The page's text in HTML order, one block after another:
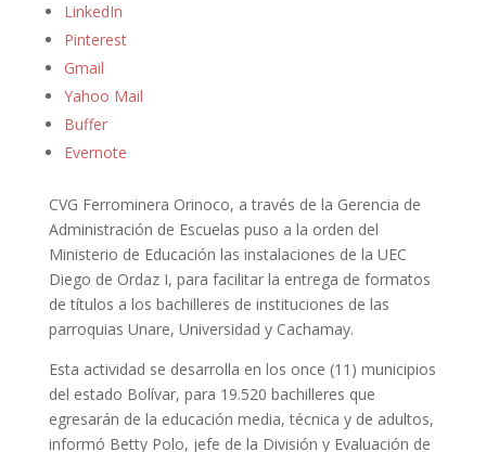
LinkedIn
Pinterest
Gmail
Yahoo Mail
Buffer
Evernote
CVG Ferrominera Orinoco, a través de la Gerencia de
Administración de Escuelas puso a la orden del
Ministerio de Educación las instalaciones de la UEC
Diego de Ordaz I, para facilitar la entrega de formatos
de títulos a los bachilleres de instituciones de las
parroquias Unare, Universidad y Cachamay.
Esta actividad se desarrolla en los once (11) municipios
del estado Bolívar, para 19.520 bachilleres que
egresarán de la educación media, técnica y de adultos,
informó Betty Polo, jefe de la División y Evaluación de